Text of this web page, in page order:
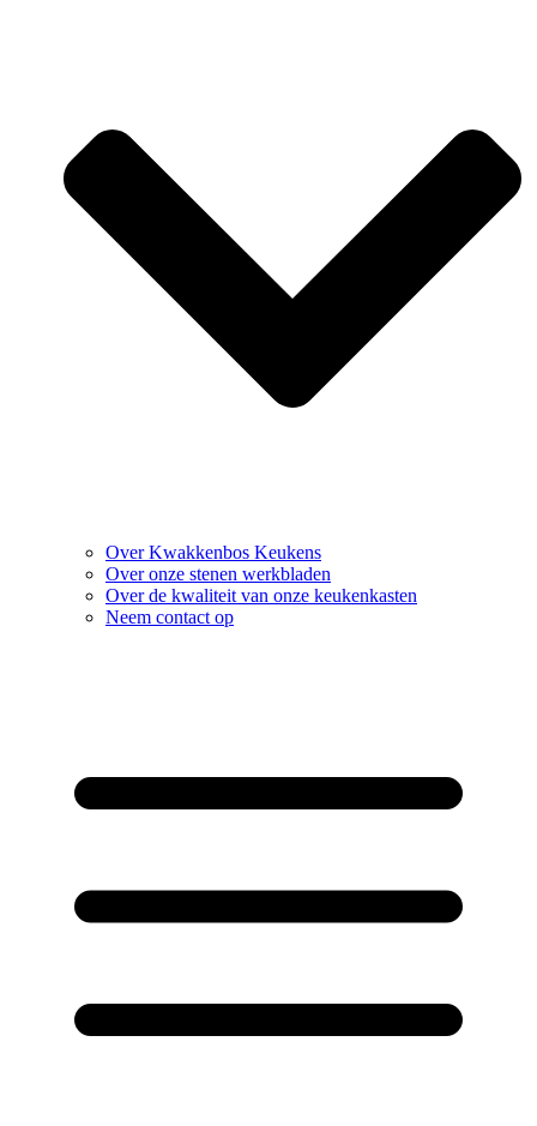
Over Kwakkenbos Keukens
Over onze stenen werkbladen
Over de kwaliteit van onze keukenkasten
Neem contact op